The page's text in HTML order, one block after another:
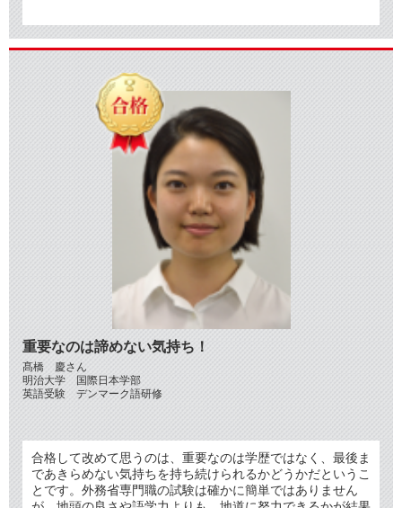
重要なのは諦めない気持ち！
髙橋 慶さん
明治大学 国際日本学部
英語受験 デンマーク語研修
合格して改めて思うのは、重要なのは学歴ではなく、最後ま
であきらめない気持ちを持ち続けられるかどうかだというこ
とです。外務省専門職の試験は確かに簡単ではありません